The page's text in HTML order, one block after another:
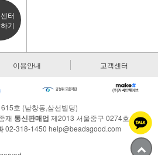
터
기
이용안내 고객센터
호 (남창동,삼선빌딩)
재 통신판매업 제2013 서울중구 0274호
02-318-1450 help@beadsgood.com